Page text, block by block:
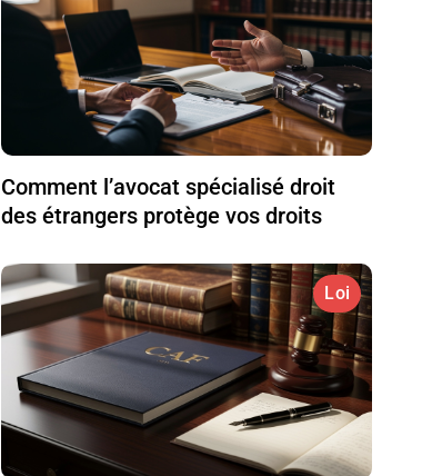
Comment l’avocat spécialisé droit
des étrangers protège vos droits
Loi